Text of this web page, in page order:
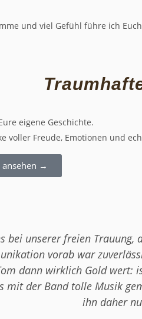
und viel Gefühl führe ich
eigene Geschichte.
voller Freude, Emotionen und
ansehen →
bei unserer freien
vorab war
dann wirklich Gold wert:
mit der Band tolle Musik
ihn daher